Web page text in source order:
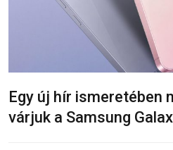
Egy új hír ismeretében
várjuk a Samsung